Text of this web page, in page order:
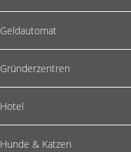
Geldautomat
Gründerzentren
Hotel
Hunde & Katzen